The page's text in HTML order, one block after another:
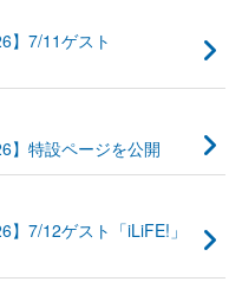
】7/11ゲスト
】特設ページを公開
】7/12ゲスト「iLiFE!」